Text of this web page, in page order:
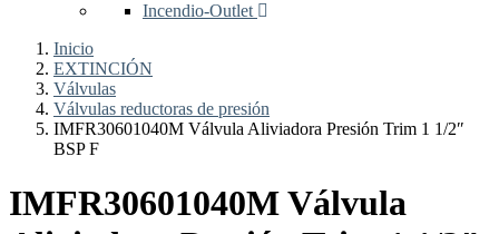
Incendio-Outlet
Inicio
EXTINCIÓN
Válvulas
Válvulas reductoras de presión
IMFR30601040M Válvula Aliviadora Presión Trim 1 1/2″
BSP F
IMFR30601040M Válvula